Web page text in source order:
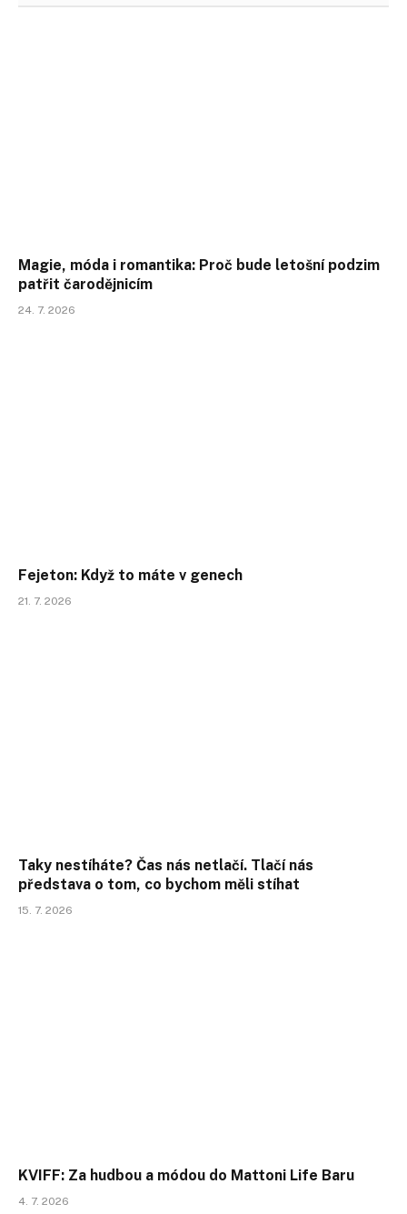
Magie, móda i romantika: Proč bude letošní podzim
patřit čarodějnicím
24. 7. 2026
Fejeton: Když to máte v genech
21. 7. 2026
Taky nestíháte? Čas nás netlačí. Tlačí nás
představa o tom, co bychom měli stíhat
15. 7. 2026
KVIFF: Za hudbou a módou do Mattoni Life Baru
4. 7. 2026